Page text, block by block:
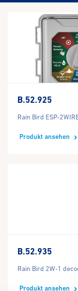
B.52.925
Rain Bird ESP-
Produkt ansehen
B.52.935
Rain Bird 2W-1
Produkt ansehen